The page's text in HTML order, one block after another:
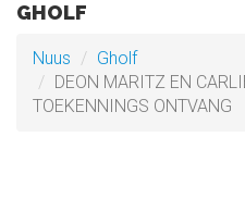
GHOLF
Nuus
Gholf
DEON MARITZ EN
TOEKENNINGS ONTVANG